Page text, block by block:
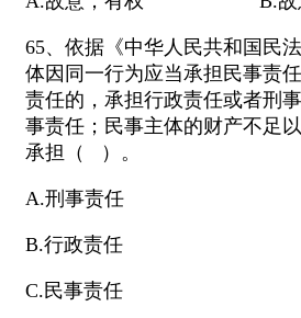
65、依据《中华人民共和国民
体因同一行为应当承担民事责
责任的，承担行政责任或者刑
事责任；民事主体的财产不足
承担（ ）。
A.刑事责任
B.行政责任
C.民事责任